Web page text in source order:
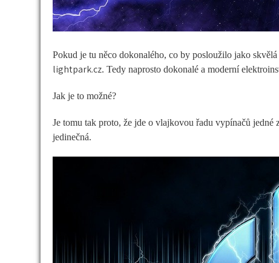
Pokud je tu něco dokonalého, co by posloužilo jako
lightpark.cz. Tedy naprosto dokonalé a moderní
Jak je to možné?
Je tomu tak proto, že jde o vlajkovou řadu vypínačů
jedinečná.